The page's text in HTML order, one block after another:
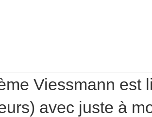
Viessmann est
avec juste à